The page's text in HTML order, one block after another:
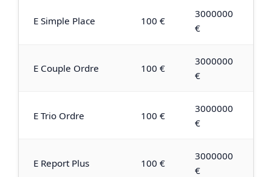
E Simple Place 100 €
3000000
€
E Couple Ordre 100 €
3000000
€
E Trio Ordre 100 €
3000000
€
E Report Plus 100 €
3000000
€